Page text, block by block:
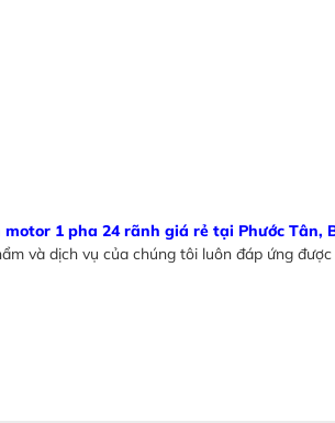
motor 1 pha 24 rãnh giá rẻ tại Phước Tân,
và dịch vụ của chúng tôi luôn đáp ứng